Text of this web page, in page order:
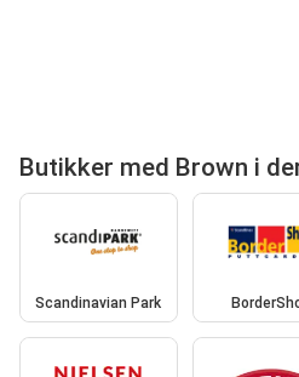
Butikker med Brown i
Scandinavian Park